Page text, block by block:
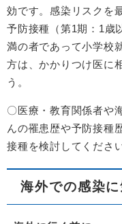
効です。感染リスクを
予防接種（第1期：1歳
満の者であって小学校
方は、かかりつけ医に
う。
〇医療・教育関係者や
んの罹患歴や予防接種
接種を検討してください
海外での感染